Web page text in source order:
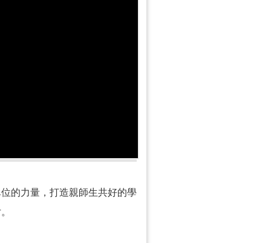
的力量，打造親師生共好的學